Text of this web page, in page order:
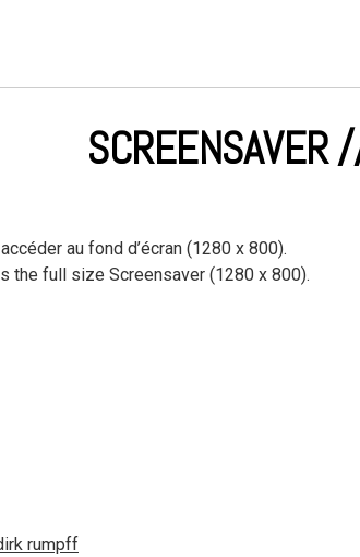
SCREENSAVER
au fond d’écran (1280 x 800).
the full size Screensaver (1280 x 800).
rumpff